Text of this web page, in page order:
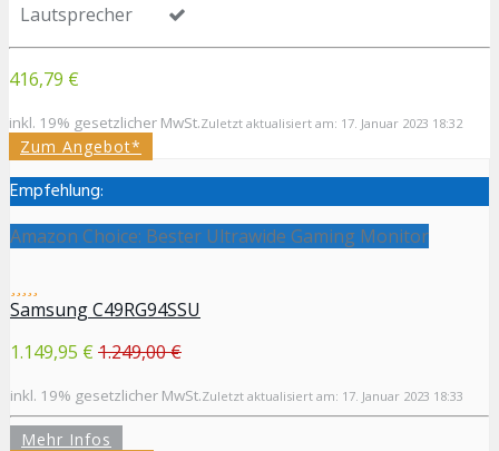
Lautsprecher
416,79 €
inkl. 19% gesetzlicher MwSt.Zuletzt aktualisiert am: 17. Januar 2023 18:32
Zum Angebot*
Empfehlung:
Amazon Choice: Bester Ultrawide Gaming Monitor
Samsung C49RG94SSU
1.149,95 € 1.249,00 €
inkl. 19% gesetzlicher MwSt.Zuletzt aktualisiert am: 17. Januar 2023 18:33
Mehr Infos